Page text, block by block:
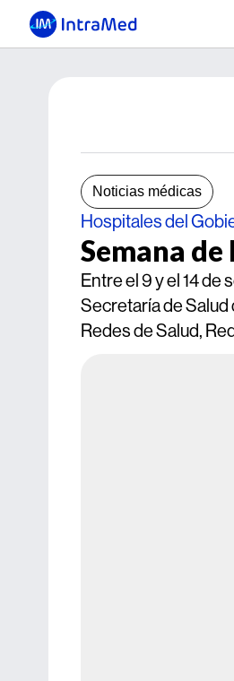
Noticias médicas
Hospitales del
Semana
Entre el 9 y el 14
Secretaría de
Redes de Salud,